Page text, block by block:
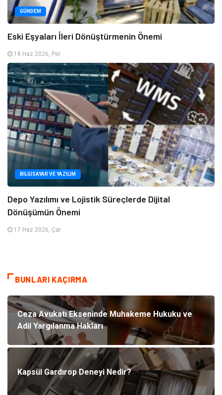
GÜNDEM
Eski Eşyaları İleri Dönüştürmenin Önemi
18 Haz 2026, Per
BILGISAYAR VE YAZILIM
Depo Yazılımı ve Lojistik Süreçlerde Dijital
Dönüşümün Önemi
17 Haz 2026, Çar
BUNLARI KAÇIRMA
Ceza Avukatı Ekseninde Muhakeme Hukuku ve
Adil Yargılanma Hakları
Kapsül Gardırop Deneyi Nedir?